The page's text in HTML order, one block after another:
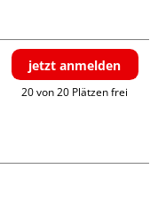
jetzt anmelden
20 von 20 Plätzen frei